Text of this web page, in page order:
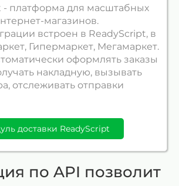
- платформа для масштабных
магазинов.
встроен в ReadyScript, в
Гипермаркет, Мегамаркет.
оформлять заказы
накладную, вызывать
отслеживать отправки
доставки ReadyScript
по API позволит